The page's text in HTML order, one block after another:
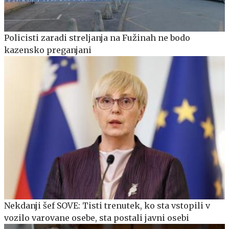
Policisti zaradi streljanja na Fužinah ne bodo
kazensko preganjani
Nekdanji šef SOVE: Tisti trenutek, ko sta vstopili v
vozilo varovane osebe, sta postali javni osebi